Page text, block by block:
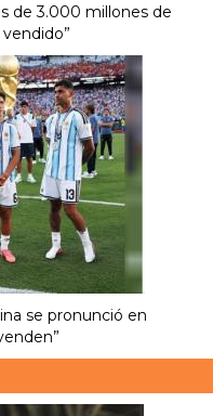
de 3.000 millones de
se pronunció en